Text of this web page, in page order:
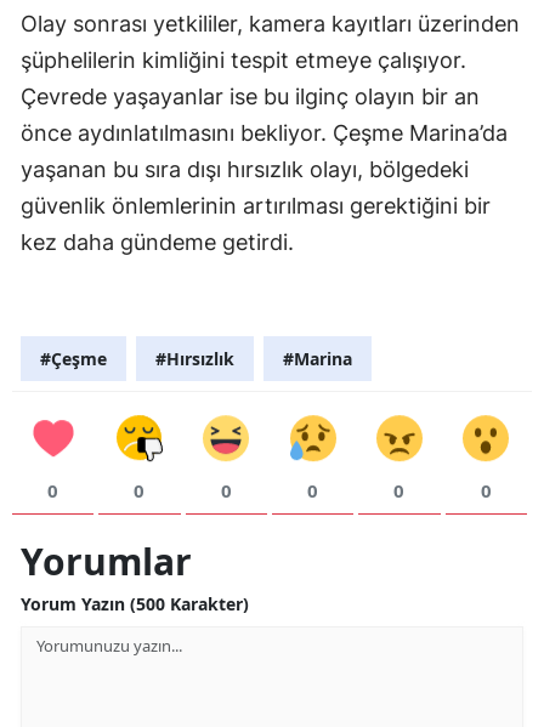
Olay sonrası yetkililer, kamera kayıtları üzerinden
şüphelilerin kimliğini tespit etmeye çalışıyor.
Çevrede yaşayanlar ise bu ilginç olayın bir an
önce aydınlatılmasını bekliyor. Çeşme Marina’da
yaşanan bu sıra dışı hırsızlık olayı, bölgedeki
güvenlik önlemlerinin artırılması gerektiğini bir
kez daha gündeme getirdi.
#Çeşme #Hırsızlık #Marina
0 0 0 0 0 0
Yorumlar
Yorum Yazın (500 Karakter)